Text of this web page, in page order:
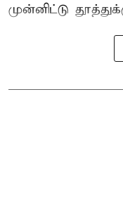
முன்னிட்டு